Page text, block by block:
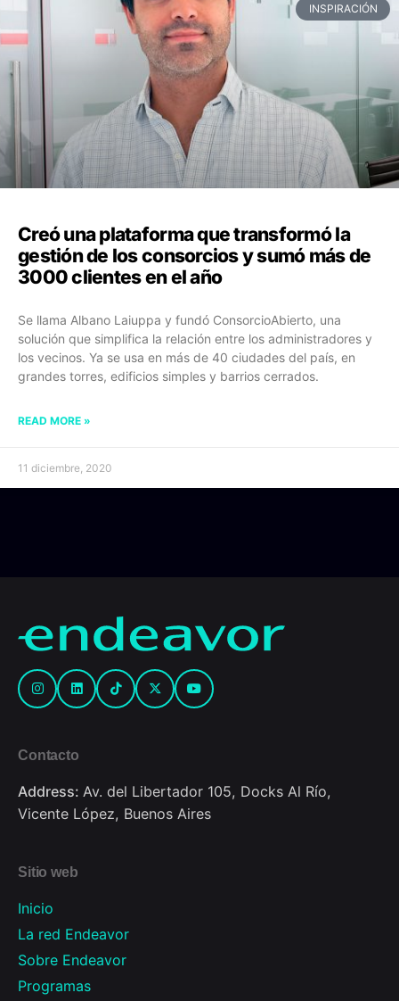
INSPIRACIÓN
Creó una plataforma que transformó la
gestión de los consorcios y sumó más de
3000 clientes en el año
Se llama Albano Laiuppa y fundó ConsorcioAbierto, una
solución que simplifica la relación entre los administradores y
los vecinos. Ya se usa en más de 40 ciudades del país, en
grandes torres, edificios simples y barrios cerrados.
READ MORE »
11 diciembre, 2020
Contacto
Address: Av. del Libertador 105, Docks Al Río,
Vicente López, Buenos Aires
Sitio web
Inicio
La red Endeavor
Sobre Endeavor
Programas